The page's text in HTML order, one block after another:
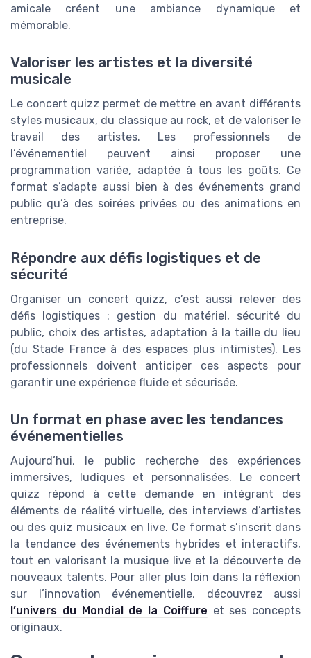
amicale créent une ambiance dynamique et
mémorable.
Valoriser les artistes et la diversité
musicale
Le concert quizz permet de mettre en avant différents
styles musicaux, du classique au rock, et de valoriser le
travail des artistes. Les professionnels de
l’événementiel peuvent ainsi proposer une
programmation variée, adaptée à tous les goûts. Ce
format s’adapte aussi bien à des événements grand
public qu’à des soirées privées ou des animations en
entreprise.
Répondre aux défis logistiques et de
sécurité
Organiser un concert quizz, c’est aussi relever des
défis logistiques : gestion du matériel, sécurité du
public, choix des artistes, adaptation à la taille du lieu
(du Stade France à des espaces plus intimistes). Les
professionnels doivent anticiper ces aspects pour
garantir une expérience fluide et sécurisée.
Un format en phase avec les tendances
événementielles
Aujourd’hui, le public recherche des expériences
immersives, ludiques et personnalisées. Le concert
quizz répond à cette demande en intégrant des
éléments de réalité virtuelle, des interviews d’artistes
ou des quiz musicaux en live. Ce format s’inscrit dans
la tendance des événements hybrides et interactifs,
tout en valorisant la musique live et la découverte de
nouveaux talents. Pour aller plus loin dans la réflexion
sur l’innovation événementielle, découvrez aussi
l’univers du Mondial de la Coiffure et ses concepts
originaux.